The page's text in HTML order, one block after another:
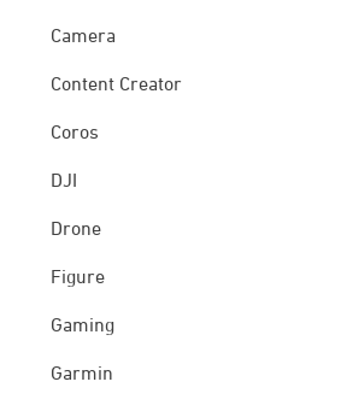
Camera
Content Creator
Coros
DJI
Drone
Figure
Gaming
Garmin